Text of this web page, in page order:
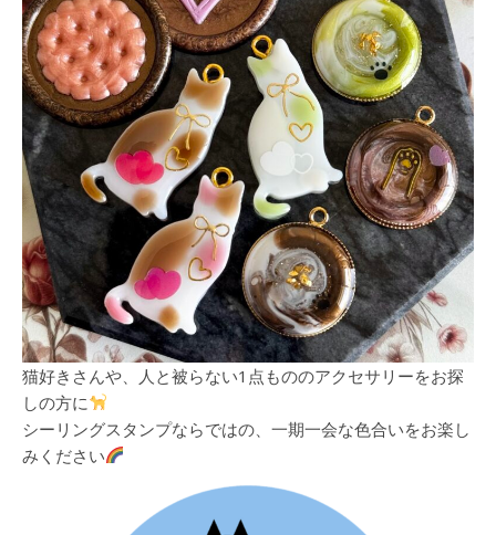
猫好きさんや、人と被らない1点もののアクセサリーをお探
しの方に
シーリングスタンプならではの、一期一会な色合いをお楽し
みください